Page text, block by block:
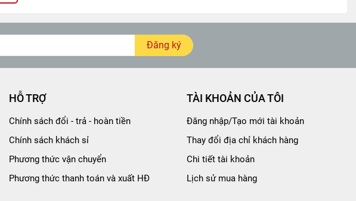
Đăng ký
HỖ TRỢ
Chính sách đổi - trả - hoàn tiền
Chính sách khách sỉ
Phương thức vận chuyển
Phương thức thanh toán và xuất HĐ
TÀI KHOẢN CỦA TÔI
Đăng nhập/Tạo mới tài khoản
Thay đổi địa chỉ khách hàng
Chi tiết tài khoản
Lịch sử mua hàng